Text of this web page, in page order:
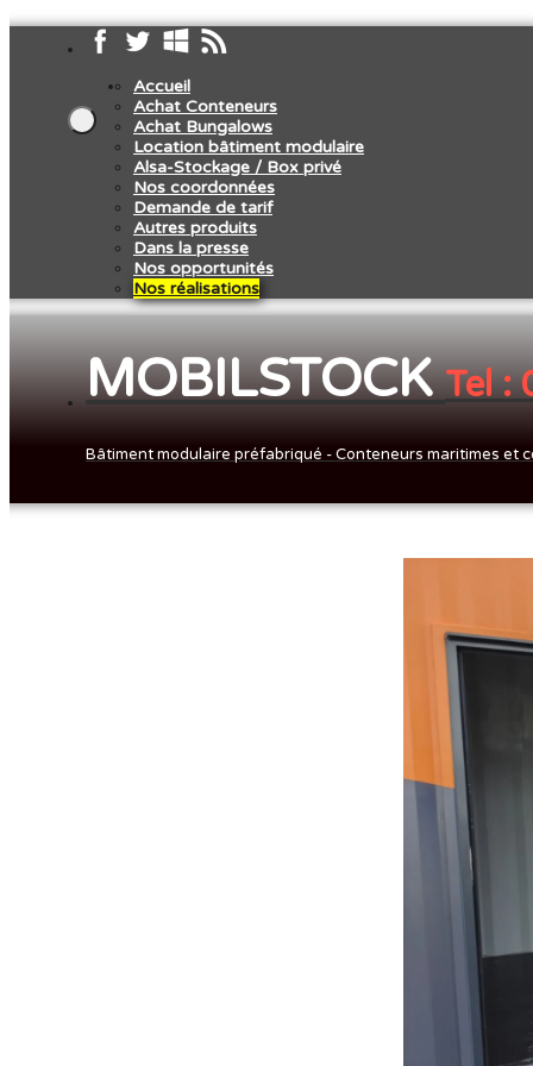
Accueil
Achat Conteneurs
Achat Bungalows
Location bâtiment modulaire
Alsa-Stockage / Box privé
Nos coordonnées
Demande de tarif
Autres produits
Dans la presse
Nos opportunités
Nos réalisations
MOBILSTOCKTel :
Bâtiment modulaire préfabriqué - Conteneurs maritimes et